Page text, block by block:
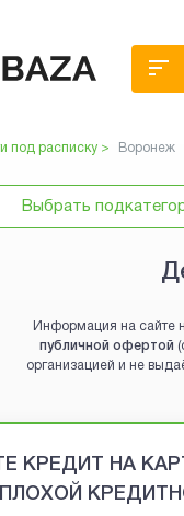
под расписку > Воронеж
Выбрать
Информация на сайте
публичной офертой
организацией и не
VIP-
КРЕДИТ НА